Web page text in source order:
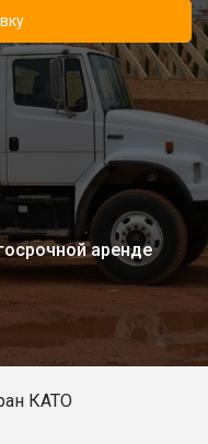
аренде
КАТО